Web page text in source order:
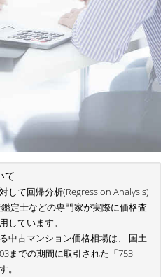
て
して回帰分析(Regression Analysis)
定士などの専門家が実際に価格査
しています。
中古マンション価格相場は、 国土
までの期間に取引された「753
。